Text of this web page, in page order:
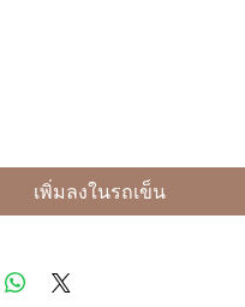
เพิ่มลงในรถเข็น